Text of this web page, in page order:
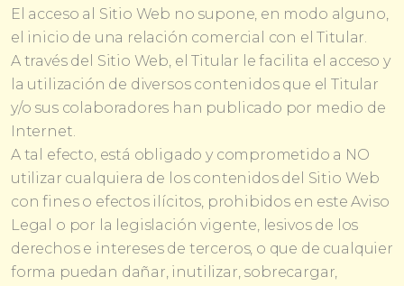
El acceso al Sitio Web no supone, en modo alguno,
el inicio de una relación comercial con el Titular.
A través del Sitio Web, el Titular le facilita el acceso y
la utilización de diversos contenidos que el Titular
y/o sus colaboradores han publicado por medio de
Internet.
A tal efecto, está obligado y comprometido a NO
utilizar cualquiera de los contenidos del Sitio Web
con fines o efectos ilícitos, prohibidos en este Aviso
Legal o por la legislación vigente, lesivos de los
derechos e intereses de terceros, o que de cualquier
forma puedan dañar, inutilizar, sobrecargar,